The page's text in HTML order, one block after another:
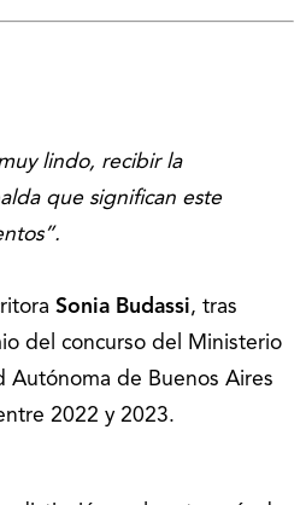
lindo, recibir la
que significan este
Sonia Budassi, tras
del concurso del Ministerio
Autónoma de Buenos Aires
2022 y 2023.